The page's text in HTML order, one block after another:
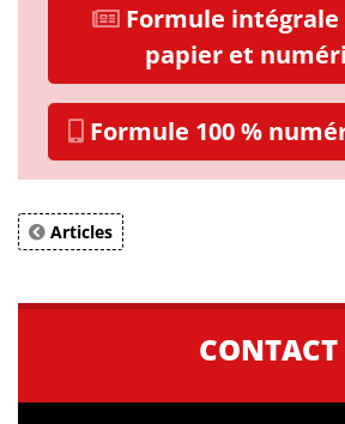
Formule intégrale
papier et
Formule 100 %
Articles
CONTACT